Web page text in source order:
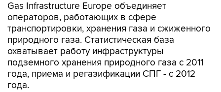
Gas Infrastructure Europe объединяет
операторов, работающих в сфере
транспортировки, хранения газа и сжиженного
природного газа. Статистическая база
охватывает работу инфраструктуры
подземного хранения природного газа с 2011
года, приема и регазификации СПГ - с 2012
года.